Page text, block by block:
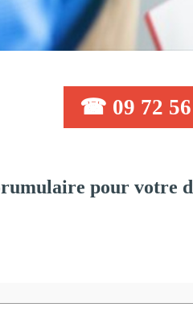
☎ 09 72 56
pour votre